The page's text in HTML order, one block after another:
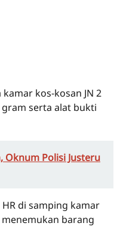
kos-kosan JN 2
serta alat bukti
Oknum Polisi Justeru
di samping kamar
barang